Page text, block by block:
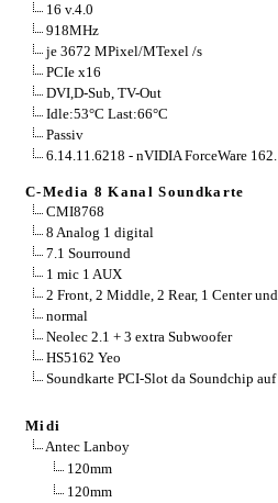
16 v.4.0
918MHz
je 3672 MPixel/MTexel /s
PCIe x16
DVI,D-Sub, TV-Out
Idle:53°C Last:66°C
Passiv
6.14.11.6218 - nVIDIA ForceWare
C-Media 8 Kanal Soundkarte
CMI8768
8 Analog 1 digital
7.1 Sourround
1 mic 1 AUX
2 Front, 2 Middle, 2 Rear, 1 Center
normal
Neolec 2.1 + 3 extra Subwoofer
HS5162 Yeo
Soundkarte PCI-Slot da Soundchip
Midi
Antec Lanboy
120mm
120mm